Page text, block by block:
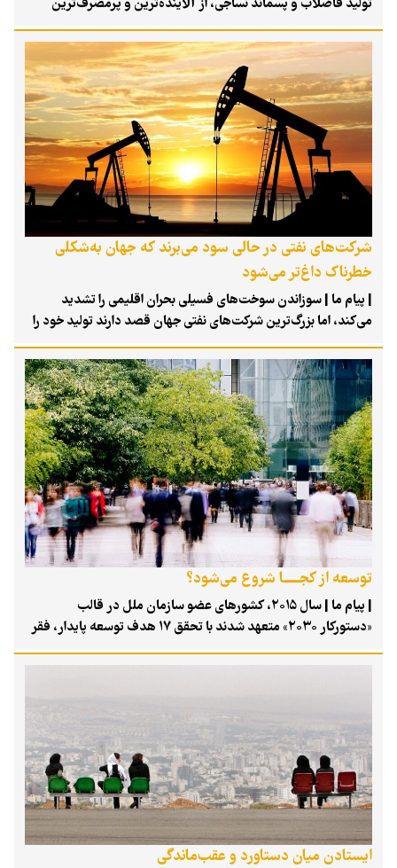
تولید فاضلاب و پسماند نساجی، از آلاینده‌ترین و پرمصرف‌ترین
صنایع جهان به شمار می‌رود. شاید دور از انتظار باشد، اما برای تولید
یک شلوار جین حدود ۷ هزار و ۵۰۰ لیتر آب مصرف می‌شود و حدود
۲.۵ کیلوگرم ردپای کربنی بر جای می‌ماند. چنین پیامدهای آنی و
بلندمدتی در صنعت مد، از دهه ۱۹۶۰ میلادی مفهوم مد پایدار را
مطرح کرد؛ رویکردی که با مد سریع یا «فست‌فشن» مقابله می‌کند و
بر اقتصاد چرخشی تأکید دارد. در ایران نیز مد پایدار ریشه در برخی
باورهای فرهنگی دارد. نکوهش اسراف، استفاده مجدد از لباس و
مفهوم قناعت، همگی با اندیشه مصرف چندباره و اقتصاد چرخشی
قابل تبیین‌اند.
شرکت‌های نفتی در حالی سود می‌برند که جهان به‌شکلی
خطرناک داغ‌تر می‌شود
| پیام ما | سوزاندن سوخت‌های فسیلی بحران اقلیمی را تشدید
می‌کند، اما بزرگ‌ترین شرکت‌های نفتی جهان قصد دارند تولید خود را
افزایش دهند. در حالی که جهان زیر موج‌های گرمایی هرچه
خطرناک‌تر می‌سوزد، این پرسش مطرح است که چرا به شرکت‌های
نفتی اجازه داده می‌شود به‌جای پرداخت هزینه پیامدهای فعالیت‌های
خود، تولید سوخت را افزایش دهند؟ این پرسشی است که باید در
روزهایی که گنبدهای حرارتی بخش بزرگی از نیمکره شمالی را فرا
گرفته‌اند، در ذهن همه مردم باشد؛ روزهایی که رکوردهای دما یکی
پس از دیگری شکسته می‌شوند، کودکان در خودروهای قفل‌شده
جان می‌بازند، بیمارستان‌ها از قربانیان گرمازدگی پر می‌شوند و
نیروهای امدادی با آتش‌سوزی‌های گسترده جنگلی مقابله می‌کنند.
توسعه از کجــــــا شروع می‌شود؟
| پیام ما | سال ۲۰۱۵، کشورهای عضو سازمان ملل در قالب
«دستورکار ۲۰۳۰» متعهد شدند با تحقق ۱۷ هدف توسعه پایدار، فقر
را کاهش دهند، از محیط‌زیست حفاظت کنند و کیفیت زندگی را بهبود
بخشند. اکنون کمتر از پنج سال تا پایان این مهلت باقی مانده است،
محدودی از کشورها توانسته‌اند به بخش بزرگی از این اهداف نزدیک
شوند.
ایستادن میان دستاورد و عقب‌ماندگی